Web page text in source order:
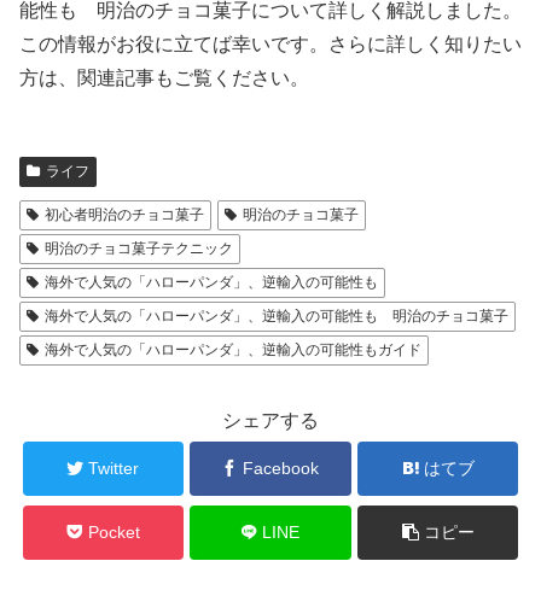
能性も 明治のチョコ菓子について詳しく解説しました。
この情報がお役に立てば幸いです。さらに詳しく知りたい
方は、関連記事もご覧ください。
ライフ
初心者明治のチョコ菓子
明治のチョコ菓子
明治のチョコ菓子テクニック
海外で人気の「ハローパンダ」、逆輸入の可能性も
海外で人気の「ハローパンダ」、逆輸入の可能性も 明治のチョコ菓子
海外で人気の「ハローパンダ」、逆輸入の可能性もガイド
シェアする
Twitter Facebook はてブ
Pocket LINE コピー